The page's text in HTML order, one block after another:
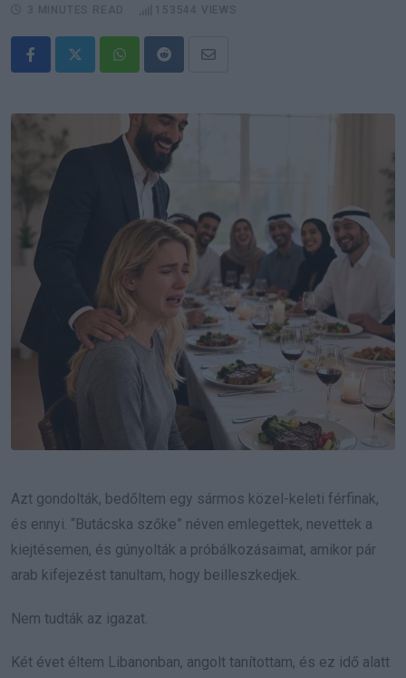
WhatsappRedditShare
Email
Azt gondolták, bedőltem egy sármos közel-keleti férfinak,
és ennyi. “Butácska szőke” néven emlegettek, nevettek a
kiejtésemen, és gúnyolták a próbálkozásaimat, amikor pár
arab kifejezést tanultam, hogy beilleszkedjek.
Nem tudták az igazat.
Két évet éltem Libanonban, angolt tanítottam, és ez idő alatt